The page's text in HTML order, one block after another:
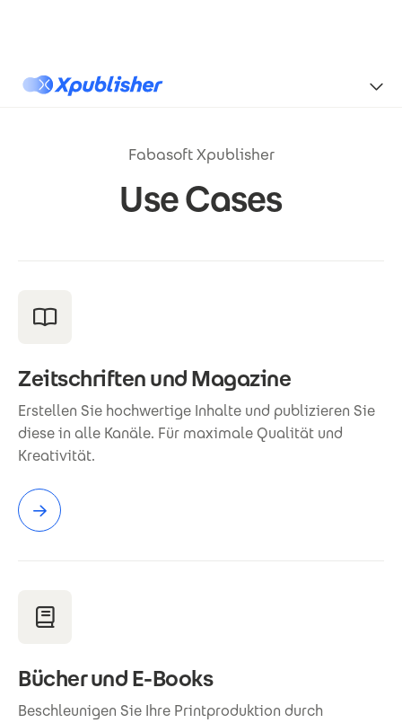
Xpublisher
Fabasoft Xpublisher
Use Cases
Zeitschriften und Magazine
Erstellen Sie hochwertige Inhalte und publizieren Sie
diese in alle Kanäle. Für maximale Qualität und
Kreativität.
Bücher und E-Books
Beschleunigen Sie Ihre Printproduktion durch